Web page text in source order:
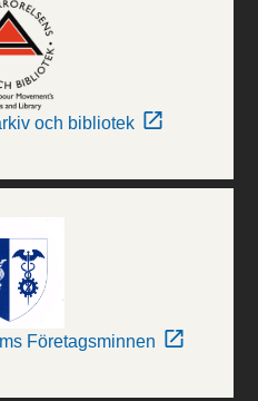
och bibliotek
Företagsminnen